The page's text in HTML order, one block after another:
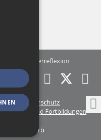
Geschlechterreflexion
Datenschutz
und Fortbildungen
Warenkorb